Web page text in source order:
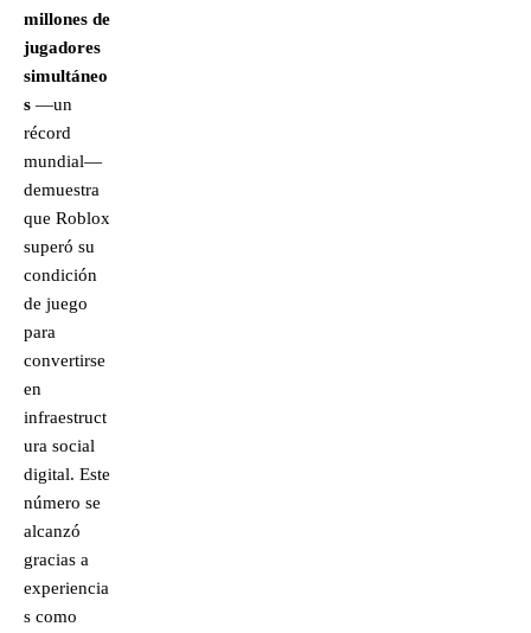
millones de
jugadores
simultáneo
s —un
récord
mundial—
demuestra
que Roblox
superó su
condición
de juego
para
convertirse
en
infraestruct
ura social
digital. Este
número se
alcanzó
gracias a
experiencia
s como